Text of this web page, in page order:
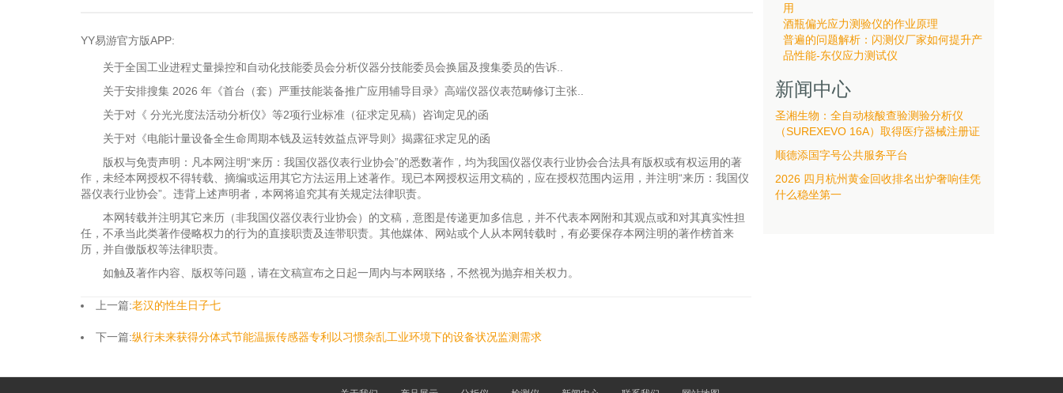
YY易游官方版APP:
关于全国工业进程丈量操控和自动化技能委员会分析仪器分技能委员会换届及搜集委员的告诉..
关于安排搜集 2026 年《首台（套）严重技能装备推广应用辅导目录》高端仪器仪表范畴修订主张..
关于对《 分光光度法活动分析仪》等2项行业标准（征求定见稿）咨询定见的函
关于对《电能计量设备全生命周期本钱及运转效益点评导则》揭露征求定见的函
版权与免责声明：凡本网注明“来历：我国仪器仪表行业协会”的悉数著作，均为我国仪器仪表行业协会合法具有版权或有权运用的著
作，未经本网授权不得转载、摘编或运用其它方法运用上述著作。现已本网授权运用文稿的，应在授权范围内运用，并注明“来历：我国仪
器仪表行业协会”。违背上述声明者，本网将追究其有关规定法律职责。
本网转载并注明其它来历（非我国仪器仪表行业协会）的文稿，意图是传递更加多信息，并不代表本网附和其观点或和对其真实性担
任，不承当此类著作侵略权力的行为的直接职责及连带职责。其他媒体、网站或个人从本网转载时，有必要保存本网注明的著作榜首来
历，并自傲版权等法律职责。
如触及著作内容、版权等问题，请在文稿宣布之日起一周内与本网联络，不然视为抛弃相关权力。
上一篇:老汉的性生日子七
下一篇:纵行未来获得分体式节能温振传感器专利以习惯杂乱工业环境下的设备状况监测需求
用
酒瓶偏光应力测验仪的作业原理
普遍的问题解析：闪测仪厂家如何提升产
品性能-东仪应力测试仪
新闻中心
圣湘生物：全自动核酸查验测验分析仪
（SUREXEVO 16A）取得医疗器械注册证
顺德添国字号公共服务平台
2026 四月杭州黄金回收排名出炉奢响佳凭
什么稳坐第一